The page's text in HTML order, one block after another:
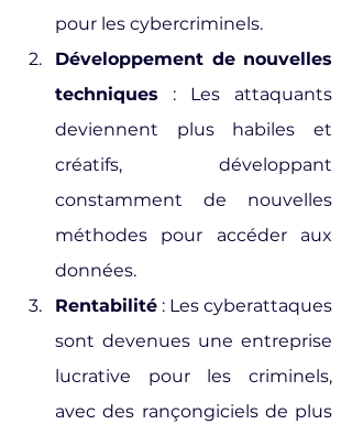
pour les cybercriminels.
Développement de nouvelles
techniques : Les attaquants
deviennent plus habiles et
créatifs, développant
constamment de nouvelles
méthodes pour accéder aux
données.
Rentabilité : Les cyberattaques
sont devenues une entreprise
lucrative pour les criminels,
avec des rançongiciels de plus